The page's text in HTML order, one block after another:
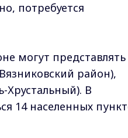
потребуется
могут представлять
район),
Хрустальный). В
14 населенных